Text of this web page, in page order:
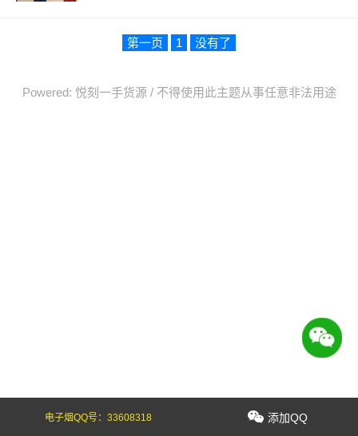
第一页 1 没有了
Powered: 悦刻一手货源 / 不得使用此主题从事任意非法用途
电子烟QQ号：33608318 添加QQ